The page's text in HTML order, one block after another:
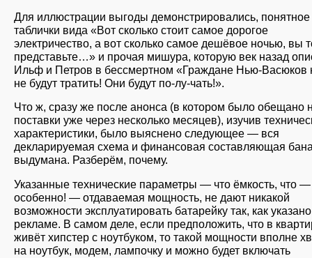
Для иллюстрации выгоды демонстрировались, понятное
таблички вида «Вот сколько стоит самое дорогое
электричество, а вот сколько самое дешёвое ночью, вы
представьте…» и прочая мишура, которую век назад
Ильф и Петров в бессмертном «Граждане Нью-Васюков
не будут тратить! Они будут по-лу-чать!».
Что ж, сразу же после анонса (в котором было обещано
поставки уже через несколько месяцев), изучив
характеристики, было выяснено следующее — вся
декларируемая схема и финансовая составляющая
выдумана. Разберём, почему.
Указанные технические параметры — что ёмкость, что —
особенно! — отдаваемая мощность, не дают никакой
возможности эксплуатировать батарейку так, как
рекламе. В самом деле, если предположить, что в
живёт хипстер с ноутбуком, то такой мощности вполне
на ноутбук, модем, лампочку и можно будет включать